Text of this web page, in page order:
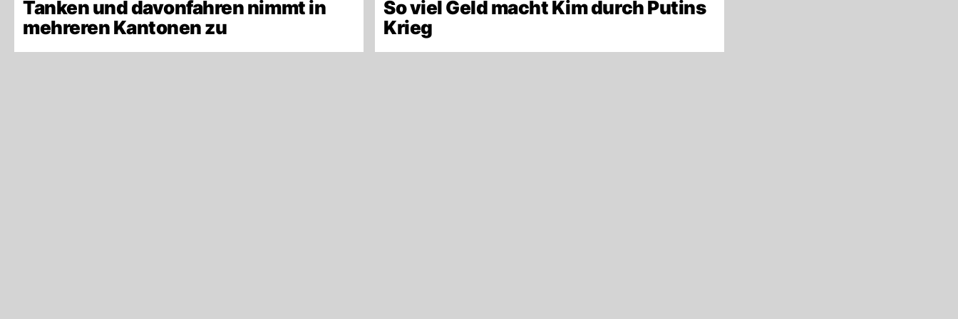
Tanken und davonfahren nimmt in
mehreren Kantonen zu
So viel Geld macht Kim durch Putins
Krieg